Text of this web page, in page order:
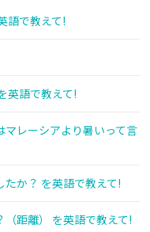
語で教えて!
英語で教えて!
マレーシアより暑いって言
か？ を英語で教えて!
距離） を英語で教えて!